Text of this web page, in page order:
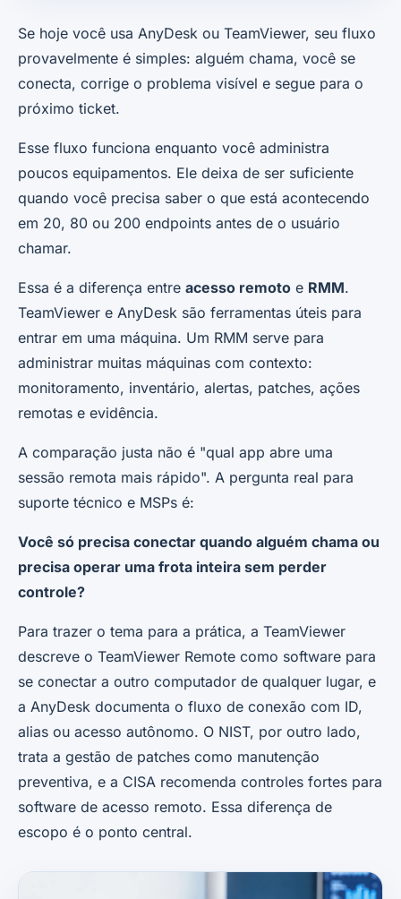
Se hoje você usa AnyDesk ou TeamViewer, seu fluxo
provavelmente é simples: alguém chama, você se
conecta, corrige o problema visível e segue para o
próximo ticket.
Esse fluxo funciona enquanto você administra
poucos equipamentos. Ele deixa de ser suficiente
quando você precisa saber o que está acontecendo
em 20, 80 ou 200 endpoints antes de o usuário
chamar.
Essa é a diferença entre acesso remoto e RMM.
TeamViewer e AnyDesk são ferramentas úteis para
entrar em uma máquina. Um RMM serve para
administrar muitas máquinas com contexto:
monitoramento, inventário, alertas, patches, ações
remotas e evidência.
A comparação justa não é "qual app abre uma
sessão remota mais rápido". A pergunta real para
suporte técnico e MSPs é:
Você só precisa conectar quando alguém chama ou
precisa operar uma frota inteira sem perder
controle?
Para trazer o tema para a prática, a TeamViewer
descreve o TeamViewer Remote como software para
se conectar a outro computador de qualquer lugar, e
a AnyDesk documenta o fluxo de conexão com ID,
alias ou acesso autônomo. O NIST, por outro lado,
trata a gestão de patches como manutenção
preventiva, e a CISA recomenda controles fortes para
software de acesso remoto. Essa diferença de
escopo é o ponto central.